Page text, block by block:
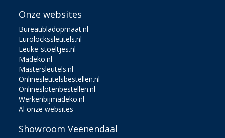
Onze websites
Bureaubladopmaat.nl
Eurolockssleutels.nl
Leuke-stoeltjes.nl
Madeko.nl
Mastersleutels.nl
Onlinesleutelsbestellen.nl
Onlineslotenbestellen.nl
Werkenbijmadeko.nl
Al onze websites
Showroom Veenendaal